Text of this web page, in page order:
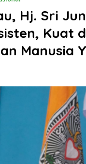
Hj. Sri
Kuat
Manusia